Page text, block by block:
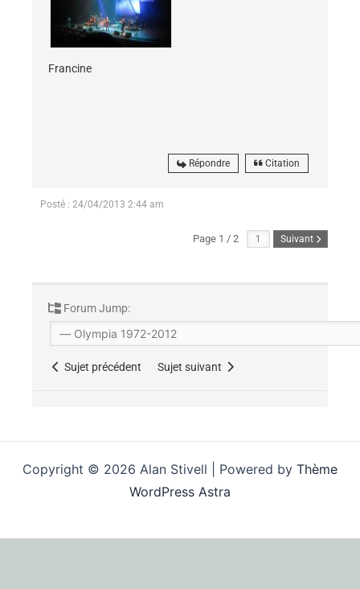
Francine
Répondre Citation
Posté : 24/04/2013 2:44 am
Page 1 / 2 Suivant
Forum Jump:
Sujet précédent Sujet suivant
Copyright © 2026 Alan Stivell | Powered by Thème
WordPress Astra